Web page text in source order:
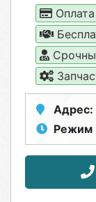
Адрес:
Режим